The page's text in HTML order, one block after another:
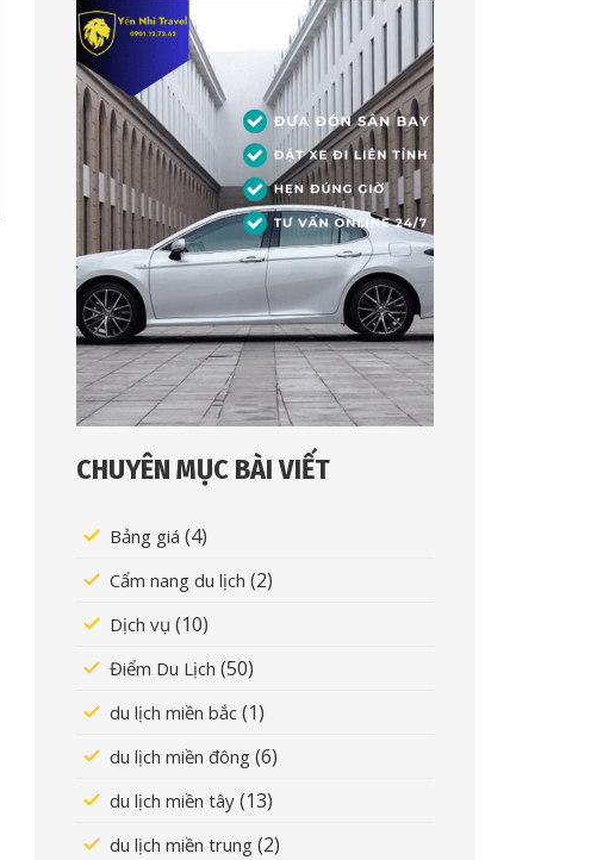
CHUYÊN MỤC BÀI VIẾT
Bảng giá (4)
Cẩm nang du lịch (2)
Dịch vụ (10)
Điểm Du Lịch (50)
du lịch miền bắc (1)
du lịch miền đông (6)
du lịch miền tây (13)
du lịch miền trung (2)